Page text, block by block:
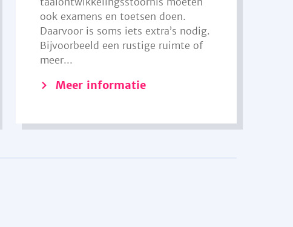
ook examens en toetsen doen.
Daarvoor is soms iets extra’s nodig.
Bijvoorbeeld een rustige ruimte of
meer...
Meer informatie